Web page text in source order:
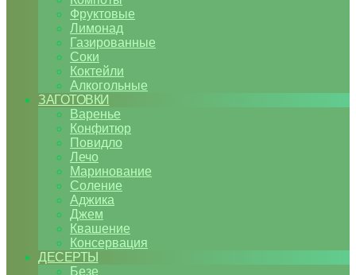
Фруктовые
Лимонад
Газированные
Соки
Коктейли
Алкогольные
ЗАГОТОВКИ
Варенье
Конфитюр
Повидло
Лечо
Маринование
Соление
Аджика
Джем
Квашение
Консервация
ДЕСЕРТЫ
Безе